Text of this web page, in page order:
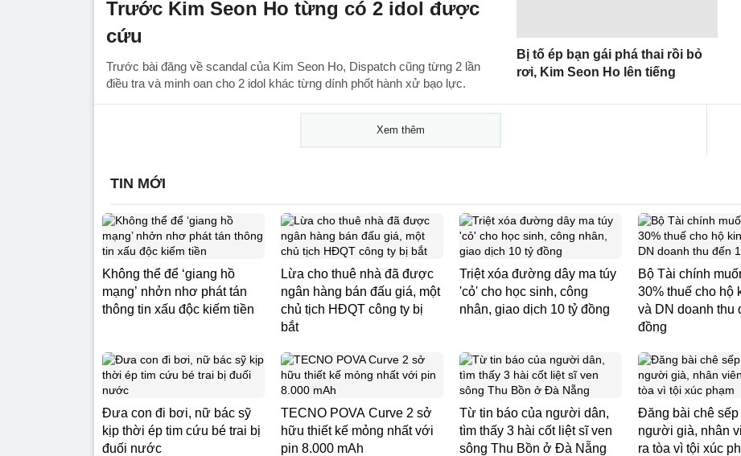
Trước Kim Seon Ho từng có 2 idol được
cứu
Trước bài đăng về scandal của Kim Seon Ho, Dispatch cũng từng 2 lần
điều tra và minh oan cho 2 idol khác từng dính phốt hành xử bạo lực.
Bị tố ép bạn gái phá thai rồi bỏ
rơi, Kim Seon Ho lên tiếng
Xem thêm
TIN MỚI
Không thể để ‘giang hồ
mạng’ nhởn nhơ phát tán
thông tin xấu độc kiếm tiền
Lừa cho thuê nhà đã được
ngân hàng bán đấu giá, một
chủ tịch HĐQT công ty bị
bắt
Triệt xóa đường dây ma túy
'cỏ' cho học sinh, công
nhân, giao dịch 10 tỷ đồng
Bộ Tài chính
30% thuế cho hộ
và DN doanh thu
đồng
Đưa con đi bơi, nữ bác sỹ
kịp thời ép tim cứu bé trai bị
đuối nước
TECNO POVA Curve 2 sở
hữu thiết kế mỏng nhất với
pin 8.000 mAh
Từ tin báo của người dân,
tìm thấy 3 hài cốt liệt sĩ ven
sông Thu Bồn ở Đà Nẵng
Đăng bài chê sếp
người già, nhân
ra tòa vì tội xúc